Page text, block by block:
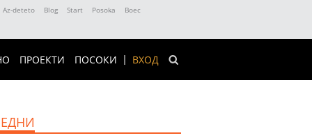
Az-deteto Blog Start Posoka
Boec
ВХОД
ПРОЕКТИ ПОСОКИ